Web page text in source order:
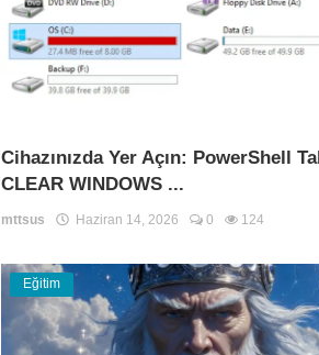
Cihazınızda Yer Açın: PowerShell
CLEAR WINDOWS ...
mttsus Haziran 14, 2026 0 124
Eğitim